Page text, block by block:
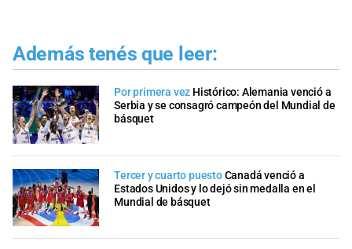
Además tenés que leer:
Por primera vez Histórico: Alemania venció a
Serbia y se consagró campeón del Mundial de
básquet
Tercer y cuarto puestoCanadá venció a
Estados Unidos y lo dejó sin medalla en el
Mundial de básquet